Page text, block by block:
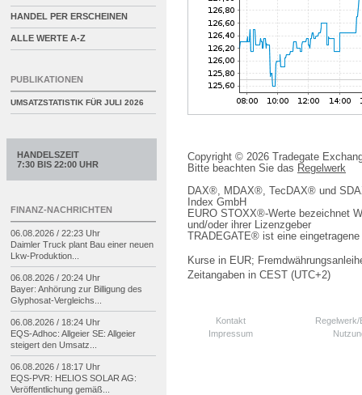
Copyright © 2026 Tradegate
Bitte beachten Sie das Regelwerk
DAX®, MDAX®, TecDAX® und
Index GmbH
EURO STOXX®-Werte bezeichnet
und/oder ihrer Lizenzgeber
TRADEGATE® ist eine
Kurse in EUR;
Zeitangaben in CEST (UTC+2)
Kontakt
Impressum
HANDEL PER ERSCHEINEN
ALLE WERTE A-Z
PUBLIKATIONEN
UMSATZSTATISTIK FÜR JULI 2026
HANDELSZEIT
7:30 BIS 22:00 UHR
FINANZ-NACHRICHTEN
06.08.2026 / 22:23 Uhr
Daimler Truck plant Bau einer neuen
Lkw-Produktion...
06.08.2026 / 20:24 Uhr
Bayer: Anhörung zur Billigung des
Glyphosat-Vergleichs...
06.08.2026 / 18:24 Uhr
EQS-Adhoc: Allgeier SE: Allgeier
steigert den Umsatz...
06.08.2026 / 18:17 Uhr
EQS-PVR: HELIOS SOLAR AG:
Veröffentlichung gemäß...